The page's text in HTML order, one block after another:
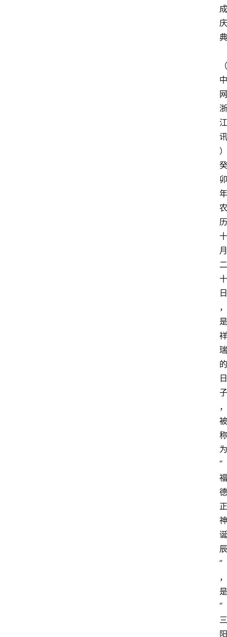
成
庆
典
（
中
网
浙
江
讯
）
癸
卯
年
农
历
十
月
二
十
日
，
是
祥
瑞
的
日
子
，
被
称
为
“
福
德
正
神
诞
辰
”
，
是
“
三
阳